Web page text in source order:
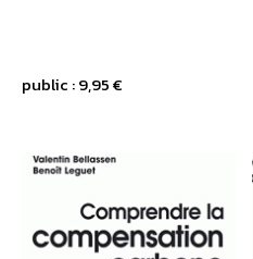
public : 9,95 €